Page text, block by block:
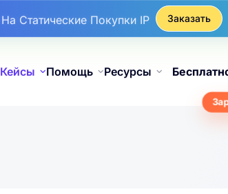
Скидка На Пополнения
Статические Покупки IP
Заказать
Кейсы Помощь Ресурсы